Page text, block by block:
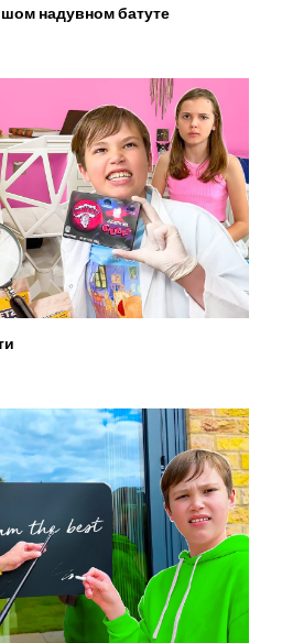
надувном батуте